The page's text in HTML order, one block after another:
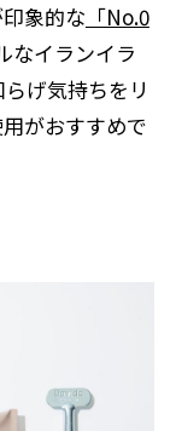
象的な 「No.0
なイランイラ
げ気持ちをリ
がおすすめで